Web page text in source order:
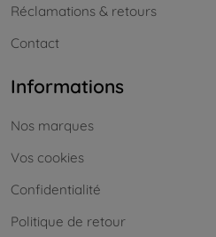
Réclamations & retours
Contact
Informations
Nos marques
Vos cookies
Confidentialité
Politique de retour